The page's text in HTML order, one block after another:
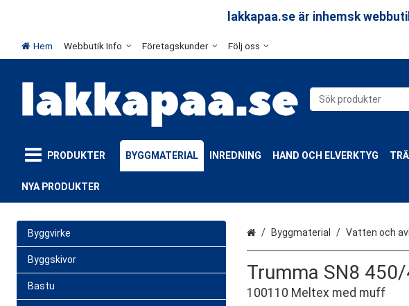
lakkapaa.se är inhemsk
Hem Webbutik Info Företagskunder Följ oss
PRODUKTER BYGGMATERIAL INREDNING HAND OCH ELVERKTYG
NYA PRODUKTER
Byggvirke
Byggskivor
Bastu
HemByggmaterial Vatten och
Trumma SN8
100110 Meltex med muff